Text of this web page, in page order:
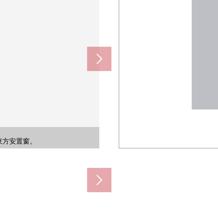
安置窗。
良好。
積。
開放感覺兩立。
客廳的樣子，一邊能工作。
的面積。
置的形象。
開放感覺兩立。
奮起來的開放式。
良好。
天的疲勞。
臉室。
菜是由同時進行。
。
購物設施的位置。
置的形象。
規章限制有)
安心感是某一個Mansion。
的面積。
安心感是某一個Mansion。
購物設施的位置。
章限制有)
過日常。
180m)